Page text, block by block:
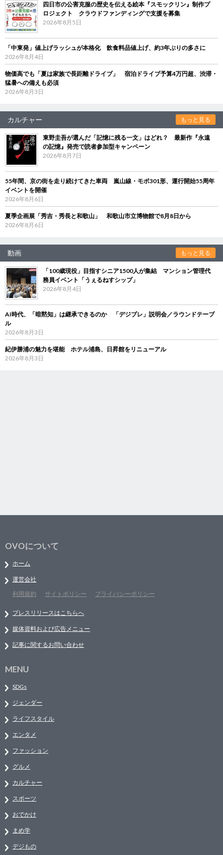
四日市の公害克服の歴史を伝える絵本『スモックリン』制作プ
ロジェクト クラウドファンディングで支援を募集
2026年8月5日
「中東発」値上げラッシュが本格化 飲食料品値上げ、約3年ぶりの多さに
2026年8月4日
物価高でも「夏は家族で長距離ドライブ」 宿泊ドライブ予算4万円超、渋滞・
猛暑への備えも必須
2026年8月3日
カルチャー もっと見る
東野圭吾が選んだ「記憶に残る一文」はどれ？ 最新作『永遠
の記憶』発売で読者参加型キャンペーン
2026年8月7日
55年間、京の街を走り続けてきた車両 嵐山線・モボ301形、運行開始55周年
イベントを開催
2026年8月6日
夏季企画展「秀吉・秀長と和歌山」 和歌山市立博物館で8月8日から
2026年8月6日
動画 もっと見る
「100歳現役」目指すシニア1500人が集結 マンション管理代
務員イベント「うぇるねすシップ」
2026年8月4日
AI時代、「暗黙知」は継承できるのか 「デジブレ」説明会／ラウンドテーブ
ル
2026年8月3日
紀伊勝浦の魅力を堪能 ホテル浦島、日昇館をリニューアル
2026年8月3日
OVOについて
ホーム
運営会社
利用規約
サイトポリシー プライバシーポリシー
プレスリリースはこちらへ
媒体資料および広告メニュー
記事に関するお問い合わせ
MENU
SDGs
ジェンダー
ライフスタイル
エンタメ
ファッション
グルメ
カルチャー
スポーツ
おでかけ
まめ学
デジもの